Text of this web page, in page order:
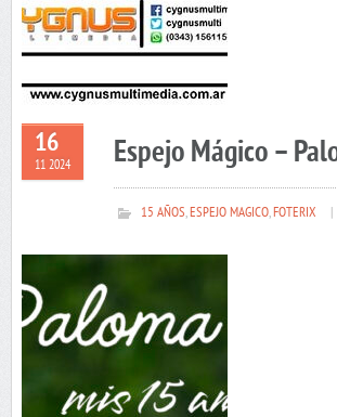
16
11 2024 Espejo Mágico –
15 AÑOS,ESPEJO MAGICO,FOTERIX